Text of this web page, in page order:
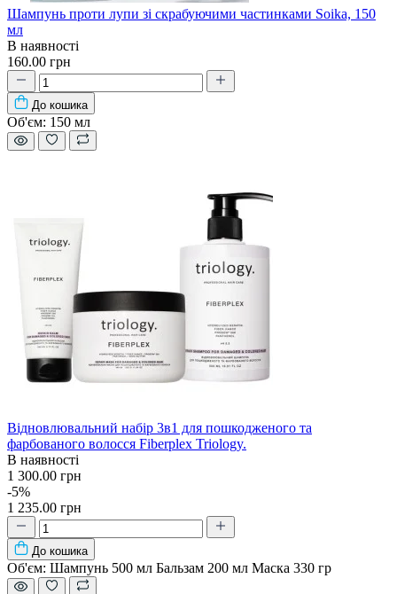
Шампунь проти лупи зі скрабуючими частинками Soika, 150
мл
В наявності
160.00 грн
До кошика
Об'єм: 150 мл
Відновлювальний набір 3в1 для пошкодженого та
фарбованого волосся Fiberplex Triology.
В наявності
1 300.00 грн
-5%
1 235.00 грн
До кошика
Об'єм: Шампунь 500 мл Бальзам 200 мл Маска 330 гр